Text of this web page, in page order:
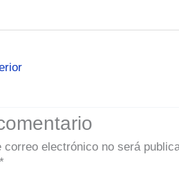
correo electrónico no será
*